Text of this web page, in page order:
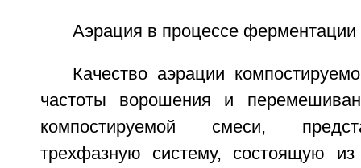
Аэрация в процессе ферментации
Качество аэрации
частоты ворошения и
компостируемой смеси,
трехфазную систему, состоящую